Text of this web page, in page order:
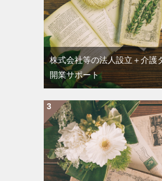
株式会社等の法人設立＋介護
開業サポート